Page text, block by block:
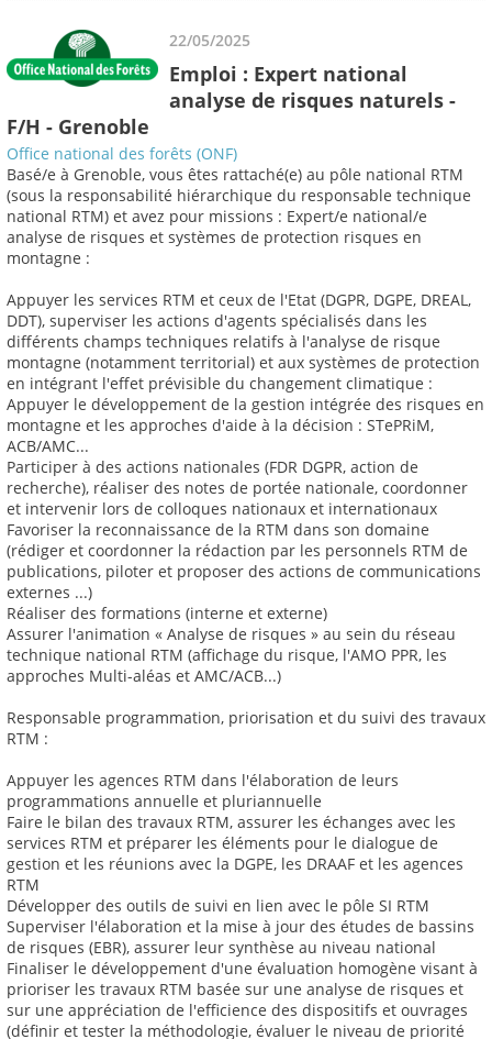
22/05/2025
Emploi : Expert national
analyse de risques naturels -
F/H - Grenoble
Office national des forêts (ONF)
Basé/e à Grenoble, vous êtes rattaché(e) au pôle national RTM
(sous la responsabilité hiérarchique du responsable technique
national RTM) et avez pour missions : Expert/e national/e
analyse de risques et systèmes de protection risques en
montagne :
Appuyer les services RTM et ceux de l'Etat (DGPR, DGPE, DREAL,
DDT), superviser les actions d'agents spécialisés dans les
différents champs techniques relatifs à l'analyse de risque
montagne (notamment territorial) et aux systèmes de protection
en intégrant l'effet prévisible du changement climatique :
Appuyer le développement de la gestion intégrée des risques en
montagne et les approches d'aide à la décision : STePRiM,
ACB/AMC...
Participer à des actions nationales (FDR DGPR, action de
recherche), réaliser des notes de portée nationale, coordonner
et intervenir lors de colloques nationaux et internationaux
Favoriser la reconnaissance de la RTM dans son domaine
(rédiger et coordonner la rédaction par les personnels RTM de
publications, piloter et proposer des actions de communications
externes ...)
Réaliser des formations (interne et externe)
Assurer l'animation « Analyse de risques » au sein du réseau
technique national RTM (affichage du risque, l'AMO PPR, les
approches Multi-aléas et AMC/ACB...)
Responsable programmation, priorisation et du suivi des travaux
RTM :
Appuyer les agences RTM dans l'élaboration de leurs
programmations annuelle et pluriannuelle
Faire le bilan des travaux RTM, assurer les échanges avec les
services RTM et préparer les éléments pour le dialogue de
gestion et les réunions avec la DGPE, les DRAAF et les agences
RTM
Développer des outils de suivi en lien avec le pôle SI RTM
Superviser l'élaboration et la mise à jour des études de bassins
de risques (EBR), assurer leur synthèse au niveau national
Finaliser le développement d'une évaluation homogène visant à
prioriser les travaux RTM basée sur une analyse de risques et
sur une appréciation de l'efficience des dispositifs et ouvrages
(définir et tester la méthodologie, évaluer le niveau de priorité